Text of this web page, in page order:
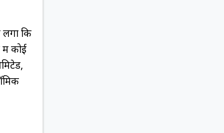
लगा कि
कोई